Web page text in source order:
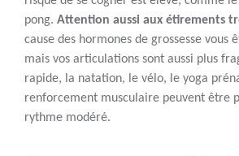
pong. Attention aussi aux étirements
cause des hormones de grossesse vous
mais vos articulations sont aussi plus
rapide, la natation, le vélo, le yoga
renforcement musculaire peuvent être
rythme modéré.